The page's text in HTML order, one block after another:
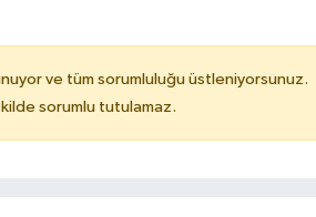
ve tüm sorumluluğu üstleniyorsunuz.
sorumlu tutulamaz.